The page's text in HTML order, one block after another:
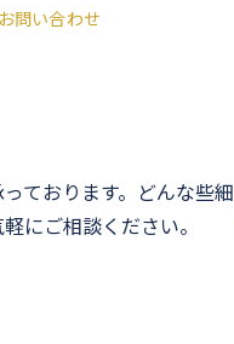
問い合わせ
ております。どんな些細
にご相談ください。